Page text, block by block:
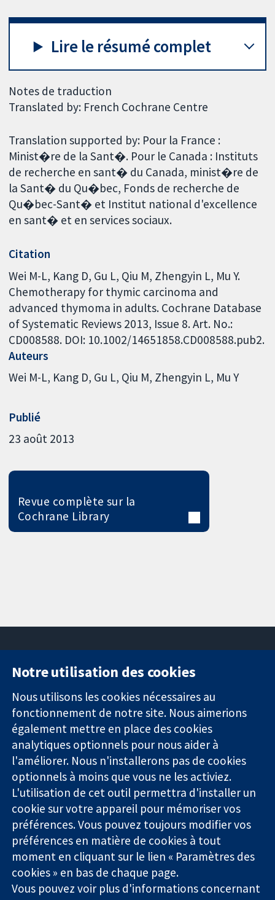
Lire le résumé complet
Notes de traduction
Translated by: French Cochrane Centre
Translation supported by: Pour la France :
Minist�re de la Sant�. Pour le Canada : Instituts
de recherche en sant� du Canada, minist�re de
la Sant� du Qu�bec, Fonds de recherche de
Qu�bec-Sant� et Institut national d'excellence
en sant� et en services sociaux.
Citation
Wei M-L, Kang D, Gu L, Qiu M, Zhengyin L, Mu Y.
Chemotherapy for thymic carcinoma and
advanced thymoma in adults. Cochrane Database
of Systematic Reviews 2013, Issue 8. Art. No.:
CD008588. DOI: 10.1002/14651858.CD008588.pub2.
Auteurs
Wei M-L Kang D Gu L Qiu M Zhengyin L Mu Y
Publié
23 août 2013
Revue complète sur la
Cochrane Library
Des données
probantes.
Des décisions
éclairées.
Une meilleure
santé.
11-13 Cavendish
Square
Londres
W1G0AN
Royaume-Uni
nous
Actualités
Service de
presse
Qui sommes-
nous
Offres
d'emploi
Library
La Collaboration Cochrane est une association caritative (n°
1045921) et une société à responsabilité limitée par garantie (n°
03044323) enregistrée en Angleterre et au Pays de Galles. Numéro
Notre utilisation des cookies
Nous utilisons les cookies nécessaires au
fonctionnement de notre site. Nous aimerions
également mettre en place des cookies
analytiques optionnels pour nous aider à
l'améliorer. Nous n'installerons pas de cookies
optionnels à moins que vous ne les activiez.
L'utilisation de cet outil permettra d'installer un
cookie sur votre appareil pour mémoriser vos
préférences. Vous pouvez toujours modifier vos
préférences en matière de cookies à tout
moment en cliquant sur le lien « Paramètres des
cookies » en bas de chaque page.
Vous pouvez voir plus d'informations concernant